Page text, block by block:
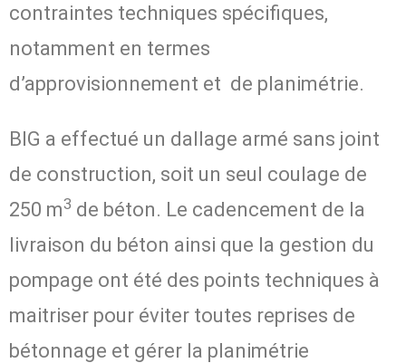
contraintes techniques spécifiques,
notamment en termes
d’approvisionnement et de planimétrie.
BIG a effectué un dallage armé sans joint
de construction, soit un seul coulage de
250 m3 de béton. Le cadencement de la
livraison du béton ainsi que la gestion du
pompage ont été des points techniques à
maitriser pour éviter toutes reprises de
bétonnage et gérer la planimétrie